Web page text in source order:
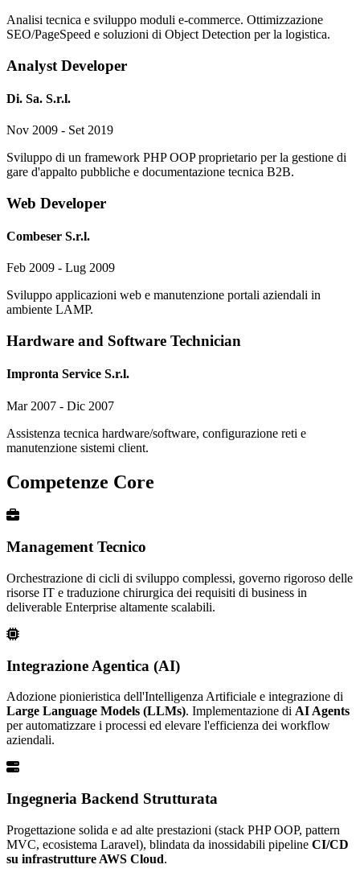
Analisi tecnica e sviluppo moduli e-commerce. Ottimizzazione
SEO/PageSpeed e soluzioni di Object Detection per la logistica.
Analyst Developer
Di. Sa. S.r.l.
Nov 2009 - Set 2019
Sviluppo di un framework PHP OOP proprietario per la gestione di
gare d'appalto pubbliche e documentazione tecnica B2B.
Web Developer
Combeser S.r.l.
Feb 2009 - Lug 2009
Sviluppo applicazioni web e manutenzione portali aziendali in
ambiente LAMP.
Hardware and Software Technician
Impronta Service S.r.l.
Mar 2007 - Dic 2007
Assistenza tecnica hardware/software, configurazione reti e
manutenzione sistemi client.
Competenze Core
Management Tecnico
Orchestrazione di cicli di sviluppo complessi, governo rigoroso delle
risorse IT e traduzione chirurgica dei requisiti di business in
deliverable Enterprise altamente scalabili.
Integrazione Agentica (AI)
Adozione pionieristica dell'Intelligenza Artificiale e integrazione di
Large Language Models (LLMs). Implementazione di AI Agents
per automatizzare i processi ed elevare l'efficienza dei workflow
aziendali.
Ingegneria Backend Strutturata
Progettazione solida e ad alte prestazioni (stack PHP OOP, pattern
MVC, ecosistema Laravel), blindata da inossidabili pipeline CI/CD
su infrastrutture AWS Cloud.